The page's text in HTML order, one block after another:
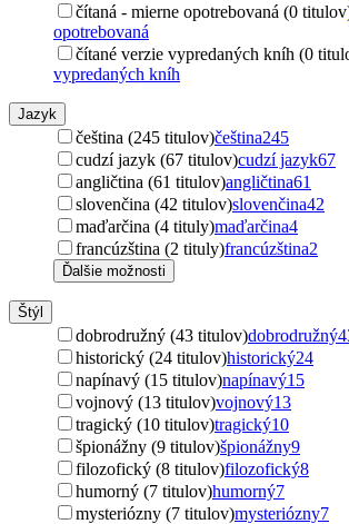
čítaná - mierne opotrebovaná (0
opotrebovaná
čítané verzie vypredaných kníh (0
vypredaných kníh
Jazyk
čeština (245 titulov)čeština245
cudzí jazyk (67 titulov)cudzí jazyk67
angličtina (61 titulov)angličtina61
slovenčina (42 titulov)slovenčina42
maďarčina (4 tituly)maďarčina4
francúzština (2 tituly)francúzština2
Ďalšie možnosti
Štýl
dobrodružný (43 titulov)dobrodružný
historický (24 titulov)historický24
napínavý (15 titulov)napínavý15
vojnový (13 titulov)vojnový13
tragický (10 titulov)tragický10
špionážny (9 titulov)špionážny9
filozofický (8 titulov)filozofický8
humorný (7 titulov)humorný7
mysteriózny (7 titulov)mysteriózny7